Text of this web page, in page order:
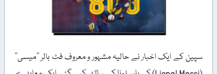
سپین کے ایک اخبار نے حالیہ مشہور و معروف فٹ بالر ’’میسی‘‘